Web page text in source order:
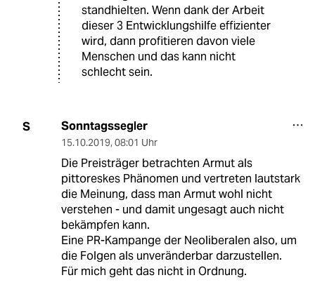
standhielten. Wenn dank der Arbeit
dieser 3 Entwicklungshilfe effizienter
wird, dann profitieren davon viele
Menschen und das kann nicht
schlecht sein.
S Sonntagssegler
15.10.2019, 08:01 Uhr
Die Preisträger betrachten Armut als
pittoreskes Phänomen und vertreten lautstark
die Meinung, dass man Armut wohl nicht
verstehen - und damit ungesagt auch nicht
bekämpfen kann.
Eine PR-Kampange der Neoliberalen also, um
die Folgen als unveränderbar darzustellen.
Für mich geht das nicht in Ordnung.